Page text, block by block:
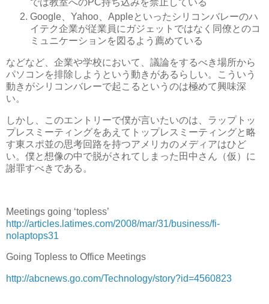
では教室へのPC持ち込みを禁止している
Google、Yahoo、Appleといったシリコンバレーのハ
イテク企業が従業員にガジェットではなく同僚とのコ
ミュニケーションを図るよう薦めている
などなど、企業や学校において、議論をするべき場所から
パソコンを排除しようという動きがあるらしい。こういう
動きがシリコンバレーで起こるというのは極めて興味深
い。
しかし、このエントリーで僕が言いたいのは、ラップトッ
プレスミーティングをあえてトップレスミーティングと略
す東スポ並の思考回路を持つアメリカのメディアはひど
い。僕と想像の中で脱がされてしまった田中さん（仮）に
謝罪すべきである。
Meetings going ‘topless’
http://articles.latimes.com/2008/mar/31/business/fi-
nolaptops31
Going Topless to Office Meetings
http://abcnews.go.com/Technology/story?id=4560823